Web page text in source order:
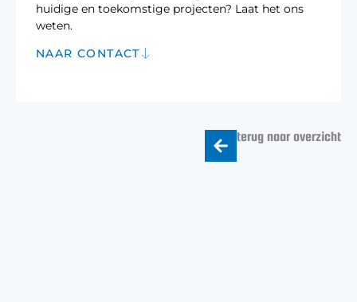
huidige en toekomstige projecten? Laat het ons
weten.
NAAR CONTACT
terug naar overzicht